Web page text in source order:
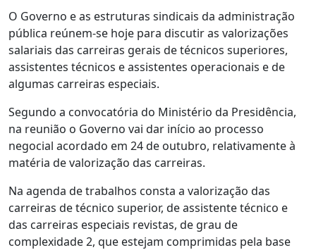
O Governo e as estruturas sindicais da administração
pública reúnem-se hoje para discutir as valorizações
salariais das carreiras gerais de técnicos superiores,
assistentes técnicos e assistentes operacionais e de
algumas carreiras especiais.
Segundo a convocatória do Ministério da Presidência,
na reunião o Governo vai dar início ao processo
negocial acordado em 24 de outubro, relativamente à
matéria de valorização das carreiras.
Na agenda de trabalhos consta a valorização das
carreiras de técnico superior, de assistente técnico e
das carreiras especiais revistas, de grau de
complexidade 2, que estejam comprimidas pela base